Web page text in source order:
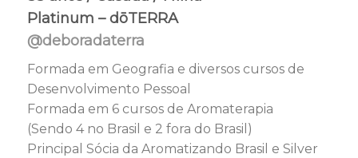
Platinum – dōTERRA
@deboradaterra
Formada em Geografia e diversos cursos de
Desenvolvimento Pessoal
Formada em 6 cursos de Aromaterapia
(Sendo 4 no Brasil e 2 fora do Brasil)
Principal Sócia da Aromatizando Brasil e Silver